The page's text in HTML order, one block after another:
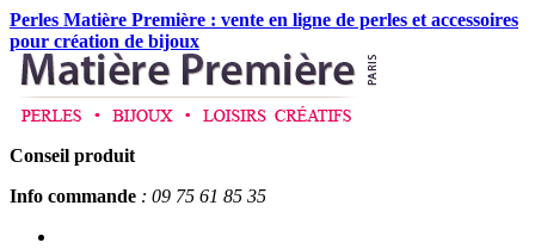
Perles Matière Première : vente en ligne de perles et accessoires
pour création de bijoux
Conseil produit
Info commande : 09 75 61 85 35